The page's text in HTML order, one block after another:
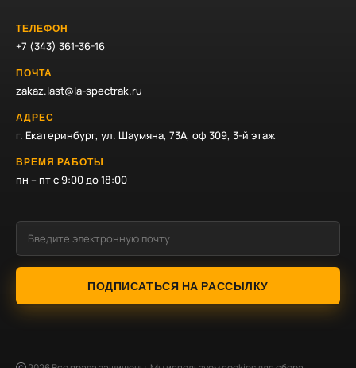
ТЕЛЕФОН
+7 (343) 361-36-16
ПОЧТА
zakaz.last@la-spectrak.ru
АДРЕС
г. Екатеринбург, ул. Шаумяна, 73А, оф 309, 3-й этаж
ВРЕМЯ РАБОТЫ
пн – пт с 9:00 до 18:00
ПОДПИСАТЬСЯ НА РАССЫЛКУ